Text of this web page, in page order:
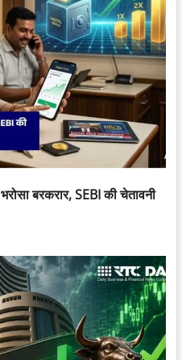
बरकरार, SEBI की चेतावनी